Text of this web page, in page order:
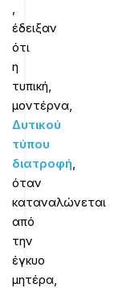
,
έδειξαν
ότι
η
τυπική,
μοντέρνα,
Δυτικού
τύπου
διατροφή,
όταν
καταναλώνεται
από
την
έγκυο
μητέρα,